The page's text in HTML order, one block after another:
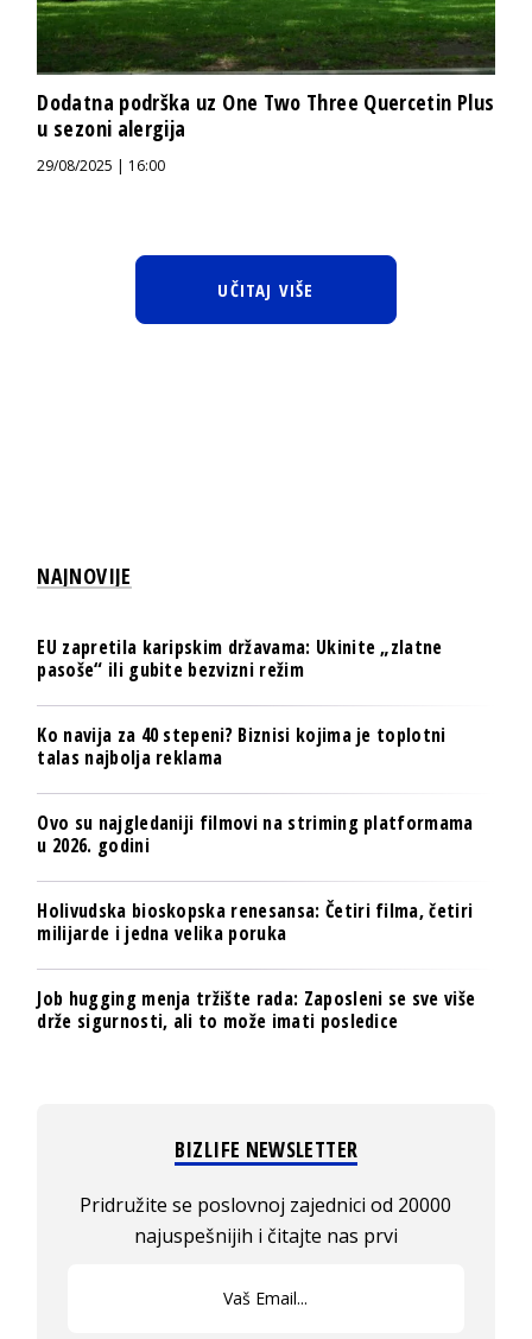
Dodatna podrška uz One Two Three Quercetin Plus
u sezoni alergija
29/08/2025 | 16:00
UČITAJ VIŠE
NAJNOVIJE
EU zapretila karipskim državama: Ukinite „zlatne
pasoše“ ili gubite bezvizni režim
Ko navija za 40 stepeni? Biznisi kojima je toplotni
talas najbolja reklama
Ovo su najgledaniji filmovi na striming platformama
u 2026. godini
Holivudska bioskopska renesansa: Četiri filma, četiri
milijarde i jedna velika poruka
Job hugging menja tržište rada: Zaposleni se sve više
drže sigurnosti, ali to može imati posledice
BIZLIFE NEWSLETTER
Pridružite se poslovnoj zajednici od 20000
najuspešnijih i čitajte nas prvi